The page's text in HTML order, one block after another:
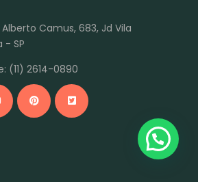
Camus, 683, Jd Vila
- SP
(11) 2614-0890